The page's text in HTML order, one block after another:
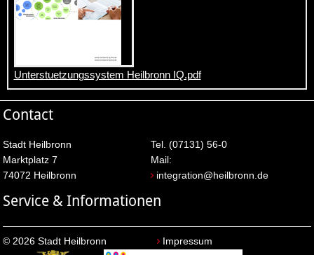
Unterstuetzungssystem Heilbronn IQ.pdf
Contact
Stadt Heilbronn
Marktplatz 7
74072 Heilbronn
Tel. (07131) 56-0
Mail:
integration@heilbronn.de
Service & Informationen
© 2026 Stadt Heilbronn Impressum